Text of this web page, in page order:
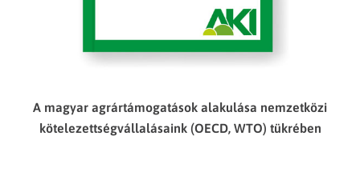
A magyar agrártámogatások alakulása nemzetközi
kötelezettségvállalásaink (OECD, WTO) tükrében